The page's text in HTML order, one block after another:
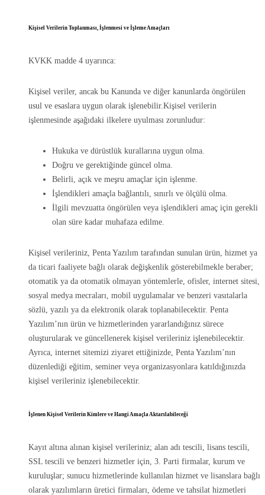
Kişisel Verilerin Toplanması, İşlenmesi ve İşleme Amaçları
KVKK madde 4 uyarınca:
Kişisel veriler, ancak bu Kanunda ve diğer kanunlarda öngörülen
usul ve esaslara uygun olarak işlenebilir.Kişisel verilerin
işlenmesinde aşağıdaki ilkelere uyulması zorunludur:
Hukuka ve dürüstlük kurallarına uygun olma.
Doğru ve gerektiğinde güncel olma.
Belirli, açık ve meşru amaçlar için işlenme.
İşlendikleri amaçla bağlantılı, sınırlı ve ölçülü olma.
İlgili mevzuatta öngörülen veya işlendikleri amaç için gerekli
olan süre kadar muhafaza edilme.
Kişisel verileriniz, Penta Yazılım tarafından sunulan ürün, hizmet ya
da ticari faaliyete bağlı olarak değişkenlik gösterebilmekle beraber;
otomatik ya da otomatik olmayan yöntemlerle, ofisler, internet sitesi,
sosyal medya mecraları, mobil uygulamalar ve benzeri vasıtalarla
sözlü, yazılı ya da elektronik olarak toplanabilecektir. Penta
Yazılım’nın ürün ve hizmetlerinden yararlandığınız sürece
oluşturularak ve güncellenerek kişisel verileriniz işlenebilecektir.
Ayrıca, internet sitemizi ziyaret ettiğinizde, Penta Yazılım’nın
düzenlediği eğitim, seminer veya organizasyonlara katıldığınızda
kişisel verileriniz işlenebilecektir.
İşlenen Kişisel Verilerin Kimlere ve Hangi Amaçla Aktarılabileceği
Kayıt altına alınan kişisel verileriniz; alan adı tescili, lisans tescili,
SSL tescili ve benzeri hizmetler için, 3. Parti firmalar, kurum ve
kuruluşlar; sunucu hizmetlerinde kullanılan hizmet ve lisanslara bağlı
olarak yazılımların üretici firmaları, ödeme ve tahsilat hizmetleri